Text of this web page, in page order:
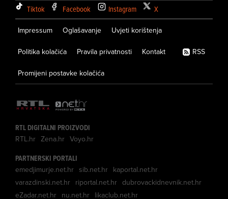
Tiktok Facebook Instagram X
Impressum Oglašavanje Uvjeti korištenja
Politika kolačića Pravila privatnosti Kontakt
Promijeni postavke kolačića
RSS
RTL DIGITALNI PROIZVODI
RTL.hr Zena.hr Voyo.hr
PARTNERSKI PORTALI
emedjimurje.net.hr sib.net.hr kaportal.net.hr
varazdinski.net.hr riportal.net.hr dubrovackidnevnik.net.hr
eZadar.net.hr nu.net.hr likaclub.net.hr